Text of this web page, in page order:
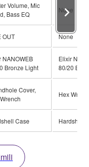
Volume, Mic
Bass EQ
None
OUT None
NANOWEB
Bronze Light
Elixir
80/20
Cover,
Hex
Case Hardshell